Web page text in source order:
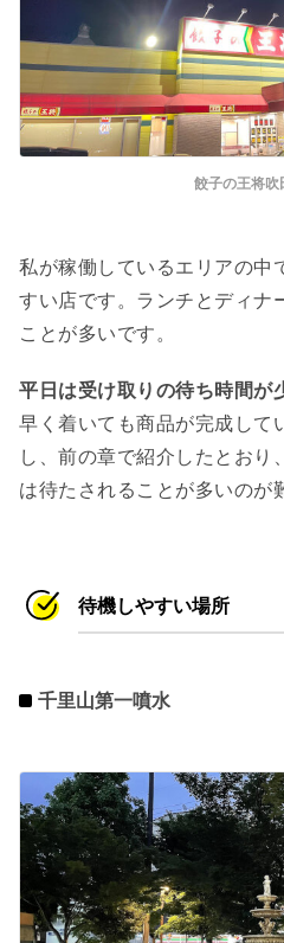
餃子の王将吹
私が稼働しているエリアの中
すい店です。ランチとディナ
ことが多いです。
平日は受け取りの待ち時間が
早く着いても商品が完成して
し、前の章で紹介したとおり
は待たされることが多いのが
待機しやすい場所
千里山第一噴水